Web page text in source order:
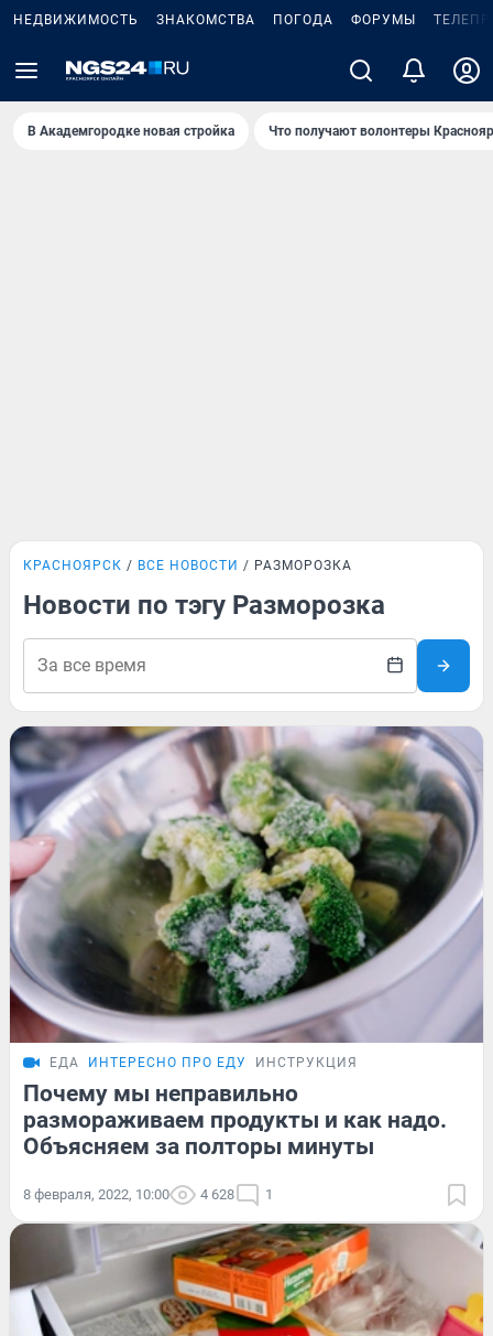
НЕДВИЖИМОСТЬ ЗНАКОМСТВА ПОГОДА ФОРУМЫ
В Академгородке новая стройка Что получают волонтеры
КРАСНОЯРСК ВСЕ НОВОСТИ РАЗМОРОЗКА
Новости по тэгу Разморозка
ЕДА ИНТЕРЕСНО ПРО ЕДУ ИНСТРУКЦИЯ
Почему мы неправильно
размораживаем продукты и как надо.
Объясняем за полторы минуты
8 февраля, 2022, 10:00 4 628 1